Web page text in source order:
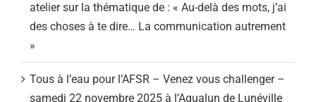
atelier sur la thématique de : « Au-delà des mots, j’ai
des choses à te dire… La communication autrement
»
Tous à l’eau pour l’AFSR – Venez vous challenger –
samedi 22 novembre 2025 à l’Aqualun de Lunéville